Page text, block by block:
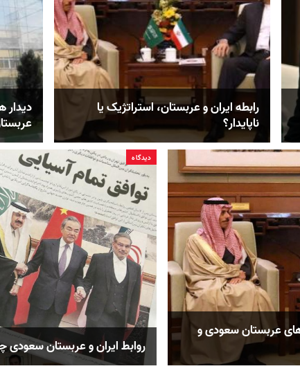
رابطه ایران و عربستان، استراتژیک یا
نا‌پایدار؟
عربستان سعودی و
دیدگاه
روابط ایران و عربستان